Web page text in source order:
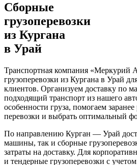
Сборные
грузоперевозки
из Кургана
в Урай
Транспортная компания «Меркурий
грузоперевозки из Кургана в Урай
клиентов. Организуем доставку по
подходящий транспорт из нашего
особенности груза, помогаем заранее
перевозки и выбрать оптимальный
По направлению Курган — Урай
машины, так и сборные
затраты на доставку. Для
и тендерные грузоперевозки с